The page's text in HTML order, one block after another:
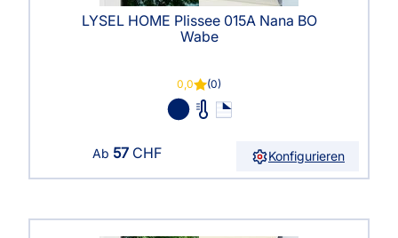
LYSEL HOME Plissee 015A Nana BO
Wabe
0,0 (0)
Ab 57 CHF Konfigurieren